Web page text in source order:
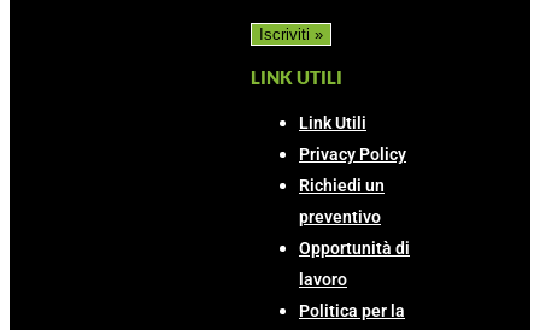
LINK UTILI
Link Utili
Privacy Policy
Richiedi un
preventivo
Opportunità di
lavoro
Politica per la